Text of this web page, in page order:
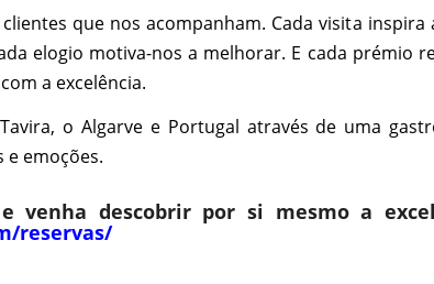
que nos acompanham. Cada visita inspira
elogio motiva-nos a melhorar. E cada prémio
a excelência.
o Algarve e Portugal através de uma
e emoções.
venha descobrir por si mesmo a
reservas/